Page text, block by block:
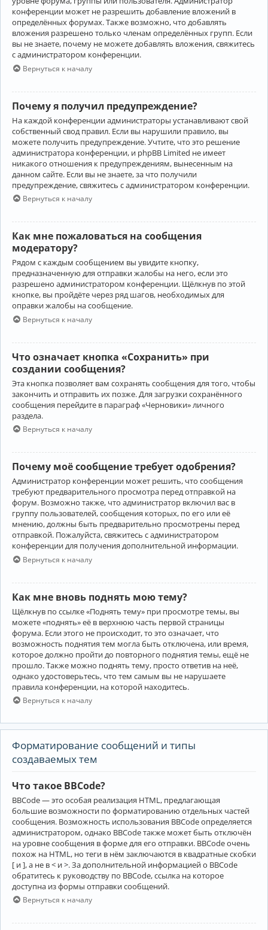
конференции может не разрешить добавление вложений в
определённых форумах. Также возможно, что добавлять
вложения разрешено только членам определённых групп. Если
вы не знаете, почему не можете добавлять вложения, свяжитесь
с администратором конференции.
Вернуться к началу
Почему я получил предупреждение?
На каждой конференции администраторы устанавливают свой
собственный свод правил. Если вы нарушили правило, вы
можете получить предупреждение. Учтите, что это решение
администратора конференции, и phpBB Limited не имеет
никакого отношения к предупреждениям, вынесенным на
данном сайте. Если вы не знаете, за что получили
предупреждение, свяжитесь с администратором конференции.
Вернуться к началу
Как мне пожаловаться на сообщения
модератору?
Рядом с каждым сообщением вы увидите кнопку,
предназначенную для отправки жалобы на него, если это
разрешено администратором конференции. Щёлкнув по этой
кнопке, вы пройдёте через ряд шагов, необходимых для
оправки жалобы на сообщение.
Вернуться к началу
Что означает кнопка «Сохранить» при
создании сообщения?
Эта кнопка позволяет вам сохранять сообщения для того, чтобы
закончить и отправить их позже. Для загрузки сохранённого
сообщения перейдите в параграф «Черновики» личного
раздела.
Вернуться к началу
Почему моё сообщение требует одобрения?
Администратор конференции может решить, что сообщения
требуют предварительного просмотра перед отправкой на
форум. Возможно также, что администратор включил вас в
группу пользователей, сообщения которых, по его или её
мнению, должны быть предварительно просмотрены перед
отправкой. Пожалуйста, свяжитесь с администратором
конференции для получения дополнительной информации.
Вернуться к началу
Как мне вновь поднять мою тему?
Щёлкнув по ссылке «Поднять тему» при просмотре темы, вы
можете «поднять» её в верхнюю часть первой страницы
форума. Если этого не происходит, то это означает, что
возможность поднятия тем могла быть отключена, или время,
которое должно пройти до повторного поднятия темы, ещё не
прошло. Также можно поднять тему, просто ответив на неё,
однако удостоверьтесь, что тем самым вы не нарушаете
правила конференции, на которой находитесь.
Вернуться к началу
Форматирование сообщений и типы
создаваемых тем
Что такое BBCode?
BBCode — это особая реализация HTML, предлагающая
большие возможности по форматированию отдельных частей
сообщения. Возможность использования BBCode определяется
администратором, однако BBCode также может быть отключён
на уровне сообщения в форме для его отправки. BBCode очень
похож на HTML, но теги в нём заключаются в квадратные скобки
[ и ], а не в < и >. За дополнительной информацией о BBCode
обратитесь к руководству по BBCode, ссылка на которое
доступна из формы отправки сообщений.
Вернуться к началу